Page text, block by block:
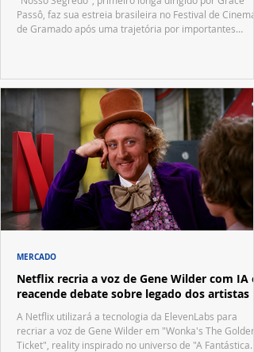
Passô, faz sua estreia brasileira no Festival de Cinema
de Gramado após uma trajetória por importantes
Netflix recria a voz de Gene Wilder com IA e
reacende debate sobre legado dos artistas
A Netflix utilizará a tecnologia da ElevenLabs para
recriar a voz de Gene Wilder em "Wonka's The Golden
Ticket", reality inspirado no universo de "A Fantástica
MERCADO